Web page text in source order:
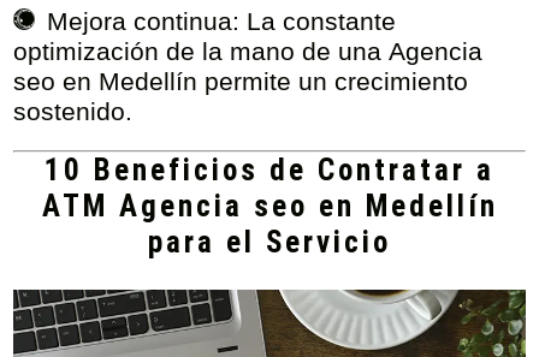
Mejora continua: La constante
optimización de la mano de unaAgencia
seo en Medellín permite un crecimiento
sostenido.
10 Beneficios de Contratar a
ATM Agencia seo en Medellín
para el Servicio